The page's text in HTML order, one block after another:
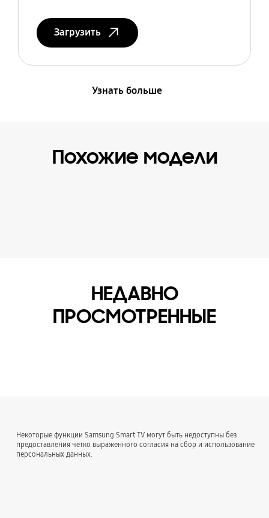
Загрузить
Узнать больше
Похожие модели
НЕДАВНО
ПРОСМОТРЕННЫЕ
Некоторые функции Samsung Smart TV могут быть недоступны без
предоставления четко выраженного согласия на сбор и использование
персональных данных.